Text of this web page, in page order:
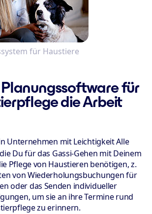
für Haustiere
Planungssoftware für
die Arbeit
Unternehmen mit LeichtigkeitAlle
Du für das Gassi-Gehen mit Deinem
Pflege von Haustieren benötigen, z.
von Wiederholungsbuchungen für
oder das Senden individueller
um sie an ihre Termine rund
zu erinnern.